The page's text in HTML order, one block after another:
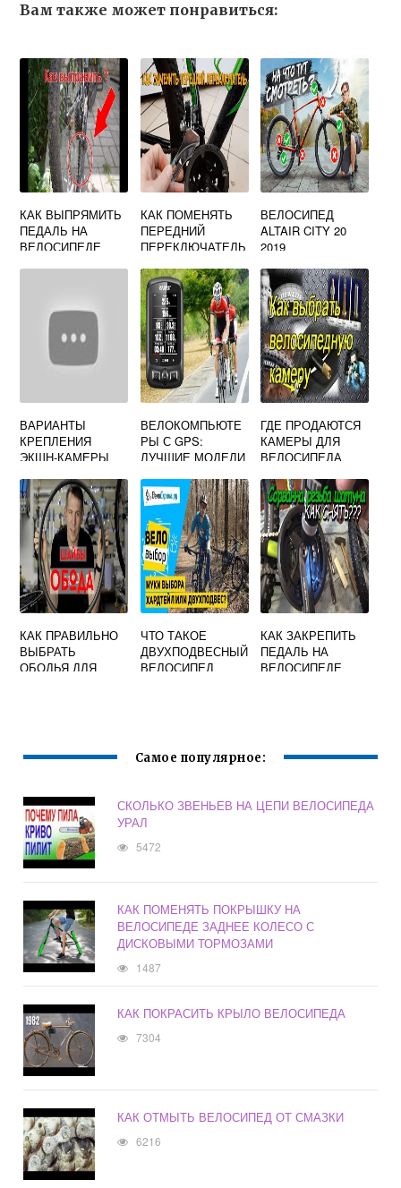
Вам также может понравиться:
КАК ВЫПРЯМИТЬ
ПЕДАЛЬ НА
ВЕЛОСИПЕДЕ
КАК ПОМЕНЯТЬ
ПЕРЕДНИЙ
ПЕРЕКЛЮЧАТЕЛЬ
ВЕЛОСИПЕДЕ
SHIMANO
ВЕЛОСИПЕД
ALTAIR CITY 20
2019
ВАРИАНТЫ
КРЕПЛЕНИЯ
ЭКШН-КАМЕРЫ
ВЕЛОКОМПЬЮТЕ
РЫ С GPS:
ЛУЧШИЕ МОДЕЛИ
ГДЕ ПРОДАЮТСЯ
КАМЕРЫ ДЛЯ
ВЕЛОСИПЕДА
КАК ПРАВИЛЬНО
ВЫБРАТЬ
ОБОДЬЯ ДЛЯ
ЧТО ТАКОЕ
ДВУХПОДВЕСНЫЙ
ВЕЛОСИПЕД
КАК ЗАКРЕПИТЬ
ПЕДАЛЬ НА
ВЕЛОСИПЕДЕ
Самое популярное:
СКОЛЬКО ЗВЕНЬЕВ НА ЦЕПИ ВЕЛОСИПЕДА
УРАЛ
5472
КАК ПОМЕНЯТЬ ПОКРЫШКУ НА
ВЕЛОСИПЕДЕ ЗАДНЕЕ КОЛЕСО С
ДИСКОВЫМИ ТОРМОЗАМИ
1487
КАК ПОКРАСИТЬ КРЫЛО ВЕЛОСИПЕДА
7304
КАК ОТМЫТЬ ВЕЛОСИПЕД ОТ СМАЗКИ
6216